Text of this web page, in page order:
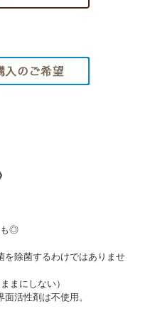
も◎
除菌するわけではありませ
まにしない）
活性剤は不使用。